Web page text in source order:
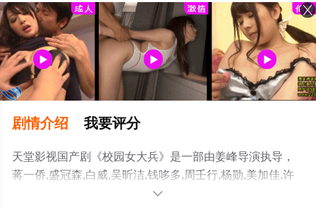
剧情介绍 我要评分
天堂影视国产剧《校园女大兵》是一部由姜峰导演执导，
蒋一侨,盛冠森,白威,吴昕洁,钱哆多,周壬行,杨勋,美加佳,许
言,王溢,马雨露,蒲萄,左右等演员精彩演绎的大陆电视剧，
